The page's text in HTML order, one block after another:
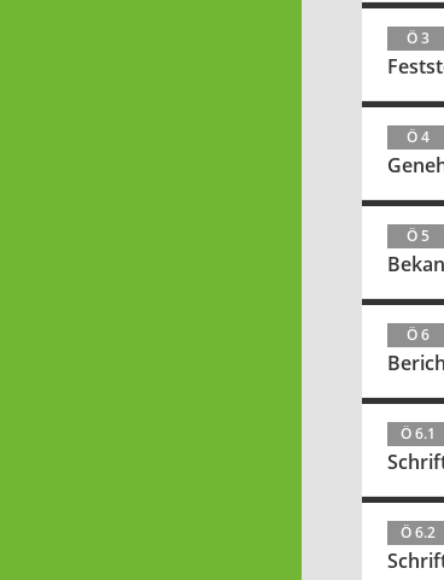
Ö 3
Ö 4
Ö 5
Ö 6
Ö 6.1
Ö 6.2